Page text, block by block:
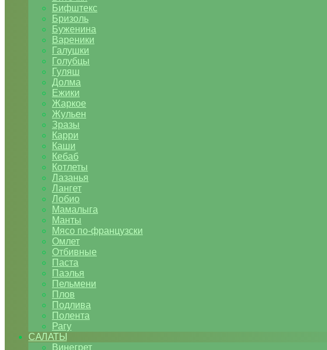
Бифштекс
Бризоль
Буженина
Вареники
Галушки
Голубцы
Гуляш
Долма
Ежики
Жаркое
Жульен
Зразы
Карри
Каши
Кебаб
Котлеты
Лазанья
Лангет
Лобио
Мамалыга
Манты
Мясо по-французски
Омлет
Отбивные
Паста
Паэлья
Пельмени
Плов
Подлива
Полента
Рагу
САЛАТЫ
Винегрет